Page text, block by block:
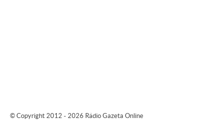
© Copyright 2012 - 2026 Rádio Gazeta Online